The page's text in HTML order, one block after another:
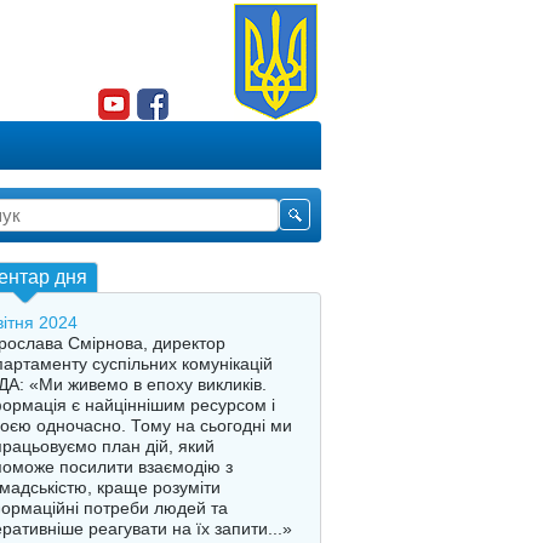
дня
2024
Смірнова, директор
суспільних комунікацій
«Ми живемо в епоху викликів.
є найціннішим ресурсом і
одночасно. Тому на сьогодні ми
план дій, який
посилити взаємодію з
краще розуміти
потреби людей та
реагувати на їх запити...»